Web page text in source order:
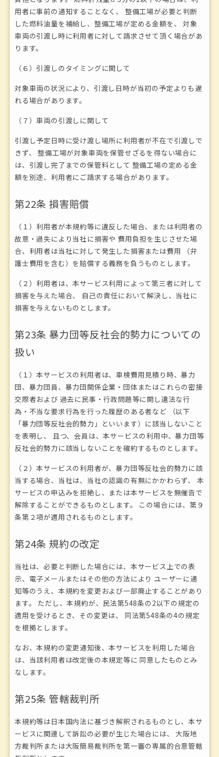
用者に事前の通知することなく、 整備工場が必要と判断
した燃料油量を補給し、整備工場が定める金額を、 対象
車両の引渡し時に利用者に対して請求させて頂く場合があ
ります。
（６）引渡しのタイミングに関して
対象車両の状況により、引渡し日時が当初の予定よりも遅
れる場合があります。
（７）車両の引渡しに関して
引渡し予定日時に受け渡し場所に利用者が不在で引渡しで
きず、 整備工場が対象車両を保管せざるを得ない場合に
は、引渡し完了までの保管料として 整備工場の定める金
額を別途、利用者にご請求する場合があります。
第22条 損害賠償
（１）利用者が本規約等に違反した場合、または利用者の
故意・過失により当社に損害や 費用負担を生じさせた場
合、利用者は当社に対して発生した損害または費用 （弁
護士費用を含む）を賠償する義務を負うものとします。
（２）利用者は、本サービス利用によって第三者に対して
損害を与えた場合、 自己の責任において解決し、当社に
損害を与えないものとします。
第23条 暴力団等反社会的勢力についての
扱い
（１）本サービスの利用者は、車検費用見積り時、暴力
団、暴力団員、暴力団関係企業・団体またはこれらの密接
交際者および 過去に民事・行政問題等に関し違法な行
為・不当な要求行為を行った履歴のある者など （以下
「暴力団等反社会的勢力」といいます）に該当しないこと
を表明し、 且つ、会員は、本サービスの利用中、暴力団等
反社会的勢力に該当しないことを確約するものとします。
（２）本サービスの利用者が、暴力団等反社会的勢力に該
当する場合、当社は、当社の認識の有無にかかわらず、 本
サービスの申込みを拒絶し、または本サービスを無催告で
解除することができるものとします。 この場合には、第９
条第２項が適用されるものとします。
第24条 規約の改定
当社は、必要と判断した場合には、本サービス上での表
示、電子メールまたはその他の方法により ユーザーに通
知等のうえ、本規約を変更および一部廃止することがあり
ます。 ただし、本規約が、民法第548条の2以下の規定の
適用を受けるとき、その変更は、 同法第548条の4の規定
を根拠とします。
なお、本規約の変更通知後、本サービスを利用した場合
は、当該利用者は改定後の本規定等に 同意したものとみ
なします。
第25条 管轄裁判所
本規約等は日本国内法に基づき解釈されるものとし、本サ
ービスに関連して訴訟の必要が生じた場合には、 大阪地
方裁判所または大阪簡易裁判所を第一審の専属的合意管轄